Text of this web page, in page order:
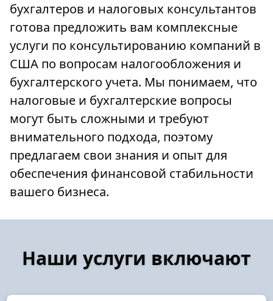
бухгалтеров и налоговых консультантов
готова предложить вам комплексные
услуги по консультированию компаний в
США по вопросам налогообложения и
бухгалтерского учета. Мы понимаем, что
налоговые и бухгалтерские вопросы
могут быть сложными и требуют
внимательного подхода, поэтому
предлагаем свои знания и опыт для
обеспечения финансовой стабильности
вашего бизнеса.
Наши услуги включают